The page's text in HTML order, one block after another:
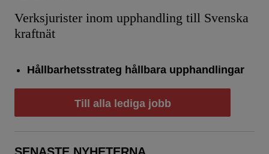
Verksjurister inom upphandling till Svenska
kraftnät
Hållbarhetsstrateg hållbara upphandlingar
Till alla lediga jobb